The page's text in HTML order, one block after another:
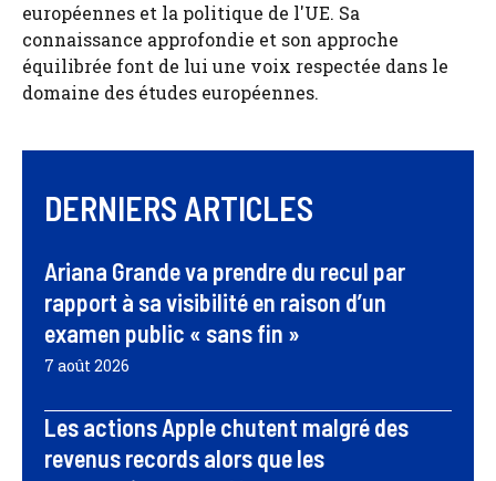
européennes et la politique de l'UE. Sa
connaissance approfondie et son approche
équilibrée font de lui une voix respectée dans le
domaine des études européennes.
DERNIERS ARTICLES
Ariana Grande va prendre du recul par
rapport à sa visibilité en raison d’un
examen public « sans fin »
7 août 2026
Les actions Apple chutent malgré des
revenus records alors que les